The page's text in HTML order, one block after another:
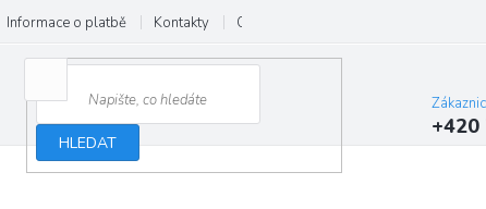
Informace o platbě Kontakty O nás
HLEDAT
+420